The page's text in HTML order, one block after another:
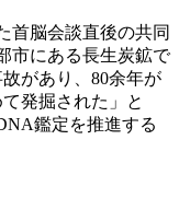
首脳会談直後の共同
市にある長生炭鉱で
があり、80余年が
発掘された」と
鑑定を推進する